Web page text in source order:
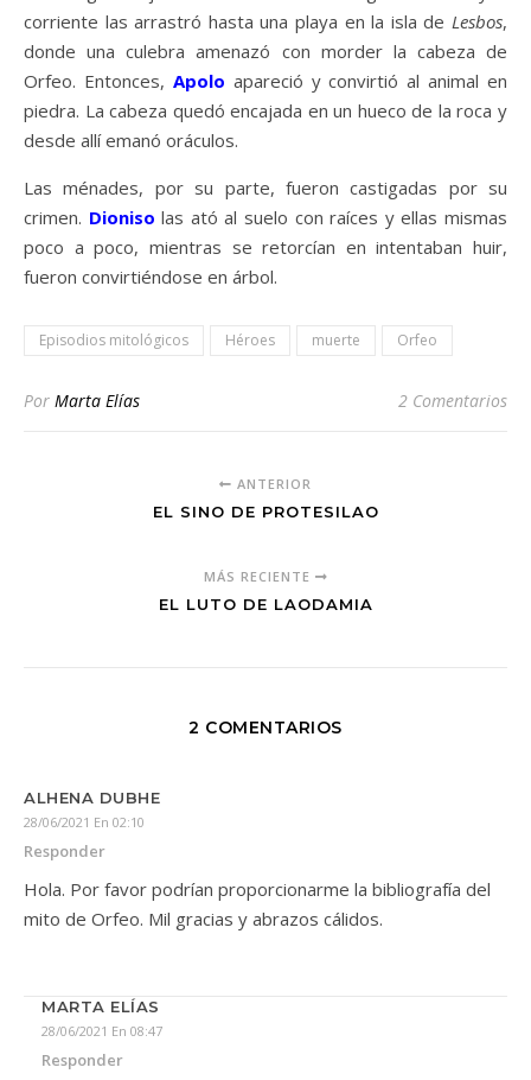
corriente las arrastró hasta una playa en la isla de Lesbos,
donde una culebra amenazó con morder la cabeza de
Orfeo. Entonces, Apolo apareció y convirtió al animal en
piedra. La cabeza quedó encajada en un hueco de la roca y
desde allí emanó oráculos.
Las ménades, por su parte, fueron castigadas por su
crimen. Dioniso las ató al suelo con raíces y ellas mismas
poco a poco, mientras se retorcían en intentaban huir,
fueron convirtiéndose en árbol.
Episodios mitológicos Héroes muerte Orfeo
Por Marta Elías 2 Comentarios
ANTERIOR
EL SINO DE PROTESILAO
MÁS RECIENTE
EL LUTO DE LAODAMIA
2 COMENTARIOS
ALHENA DUBHE
28/06/2021 En 02:10
Responder
Hola. Por favor podrían proporcionarme la bibliografía del
mito de Orfeo. Mil gracias y abrazos cálidos.
MARTA ELÍAS
28/06/2021 En 08:47
Responder